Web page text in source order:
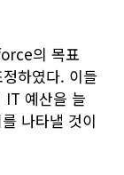
의 목표
하였다. 이들
예산을 늘
나타낼 것이